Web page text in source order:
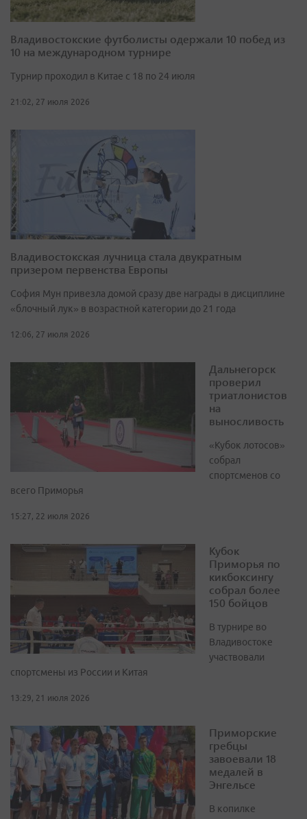
Владивостокские футболисты одержали 10 побед из
10 на международном турнире
Турнир проходил в Китае с 18 по 24 июля
21:02, 27 июля 2026
Владивостокская лучница стала двукратным
призером первенства Европы
София Мун привезла домой сразу две награды в дисциплине
«блочный лук» в возрастной категории до 21 года
12:06, 27 июля 2026
Дальнегорск
проверил
триатлонистов
на
выносливость
«Кубок лотосов»
собрал
спортсменов со
всего Приморья
15:27, 22 июля 2026
Кубок
Приморья по
кикбоксингу
собрал более
150 бойцов
В турнире во
Владивостоке
участвовали
спортсмены из России и Китая
13:29, 21 июля 2026
Приморские
гребцы
завоевали 18
медалей в
Энгельсе
В копилке